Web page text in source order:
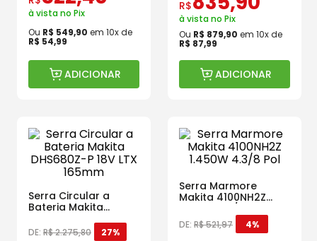
à vista no Pix
Ou R$ 549,90 em 10x de
R$ 54,99
ADICIONAR
R$
à vista no Pix
Ou R$ 879,90 em 10x de
R$ 87,99
ADICIONAR
Serra Circular a
Bateria Makita
165mm
DE: R$2.275,80 27%
Serra Marmore
Makita 4100NH2Z
1.450W 4.3/8 Pol
DE: R$521,97 4%